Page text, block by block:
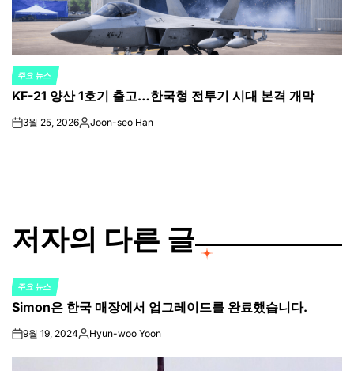
POSTED
IN
주요 뉴스
KF-21 양산 1호기 출고…한국형 전투기 시대 본격 개막
on3월 25, 2026Posted
Joon-seo Han
저자의 다른 글
POSTED
IN
주요 뉴스
Simon은 한국 매장에서 업그레이드를 완료했습니다.
on9월 19, 2024Posted
Hyun-woo Yoon